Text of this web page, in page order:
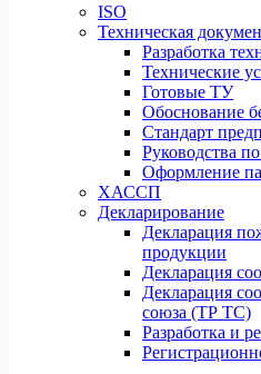
ISO
Техническая
Разработка
Технические
Готовые ТУ
Обоснование
Стандарт
Руководства
Оформление
ХАССП
Декларирование
Декларация
продукции
Декларация
Декларация
союза (ТР ТС)
Разработка и